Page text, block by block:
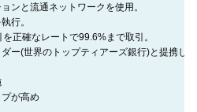
ンと流通ネットワークを使用。
行。
正確なレートで99.6%まで取引。
ー(世界のトップティアーズ銀行)と提携し
が高め